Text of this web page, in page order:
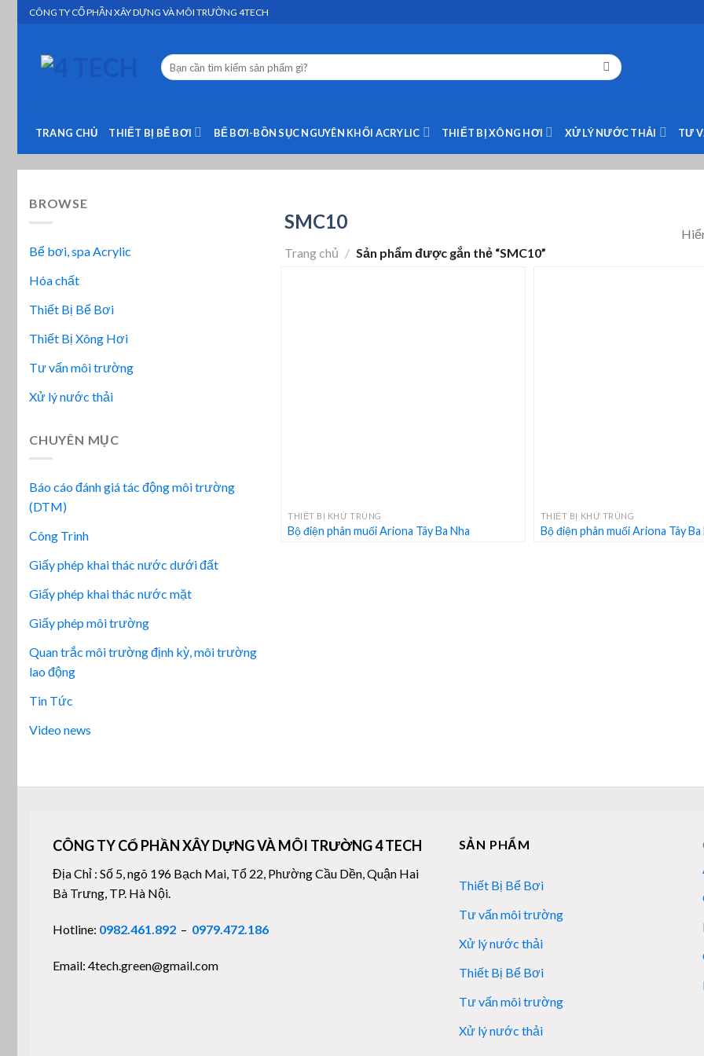
Skip
CÔNG TY CỔ PHẦN XÂY DỰNG VÀ MÔI TRƯỜNG 4TECH
Tìm
kiếm:
TRANG CHỦ THIẾT BỊ BỂ BƠI BỂ BƠI-BỒN SỤC NGUYÊN KHỐI ACRYLIC THIẾT BỊ XÔNG HƠI XỬ LÝ NƯỚC THẢI TƯ
BROWSE
Bể bơi, spa Acrylic
Hóa chất
Thiết Bị Bể Bơi
Thiết Bị Xông Hơi
Tư vấn môi trường
Xử lý nước thải
CHUYÊN MỤC
Báo cáo đánh giá tác động môi trường
(DTM)
Công Trình
Giấy phép khai thác nước dưới đất
Giấy phép khai thác nước mặt
Giấy phép môi trường
Quan trắc môi trường định kỳ, môi trường
lao động
Tin Tức
Video news
SMC10
Trang chủ / Sản phẩm được gắn thẻ “SMC10”
THIẾT BỊ KHỬ TRÙNG
Bộ điện phân muối Ariona Tây Ba Nha
THIẾT BỊ KHỬ TRÙNG
Bộ điện phân muối Ariona Tây Ba
CÔNG TY CỔ PHẦN XÂY DỰNG VÀ MÔI TRƯỜNG 4 TECH
Địa Chỉ : Số 5, ngõ 196 Bạch Mai, Tổ 22, Phường Cầu Dền, Quận Hai
Bà Trưng, TP. Hà Nội.
Hotline: 0982.461.892 – 0979.472.186
Email: 4tech.green@gmail.com
SẢN PHẨM
Thiết Bị Bể Bơi
Tư vấn môi trường
Xử lý nước thải
Thiết Bị Bể Bơi
Tư vấn môi trường
Xử lý nước thải